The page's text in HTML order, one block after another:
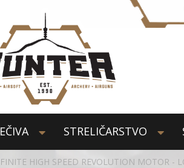
STRELIČARSTVO
HIGH SPEED REVOLUTION MOTOR -